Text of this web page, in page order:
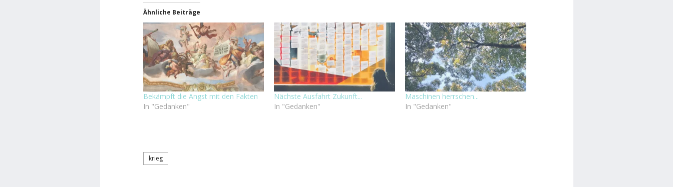
Ähnliche Beiträge
Bekämpft die Angst mit den Fakten
In "Gedanken"
Nächste Ausfahrt Zukunft...
In "Gedanken"
Maschinen herrschen...
In "Gedanken"
krieg